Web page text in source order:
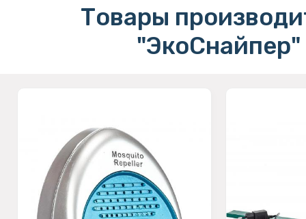
Товары
"ЭкоСнайпер"